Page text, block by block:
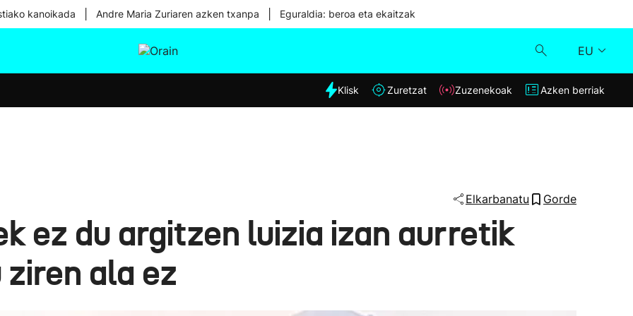
kanoikada Andre Maria Zuriaren azken txanpa Eguraldia: beroa eta ekaitzak
EU
Eguraldia
Klisk
Klisk Zuretzat Zuzenekoak Azken berriak
Elkarbanatu Gorde
ez du argitzen luizia izan aurretik
ala ez